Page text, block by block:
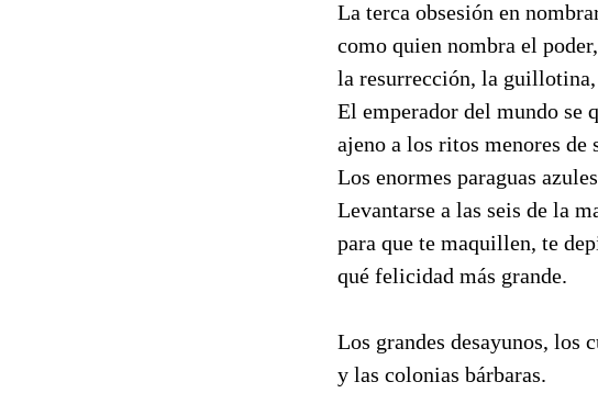
La terca obsesión en
como quien nombra el
la resurrección, la
El emperador del mundo se
ajeno a los ritos menores de
Los enormes paraguas
Levantarse a las seis de la
para que te maquillen, te
qué felicidad más grande.
Los grandes desayunos, los
y las colonias bárbaras.